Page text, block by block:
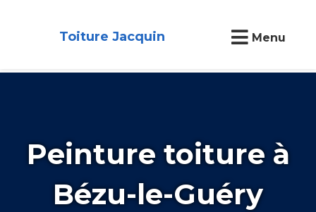
Toiture Jacquin Menu
Peinture toiture à
Bézu-le-Guéry